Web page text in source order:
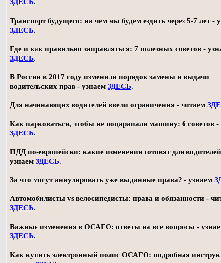
ЗДЕСЬ.
Транспорт будущего: на чем мы будем ездить через 5-7 лет -
ЗДЕСЬ.
Где и как правильно заправляться: 7 полезных советов -
ЗДЕСЬ.
В России в 2017 году изменили порядок замены и выдачи
водительских прав - узнаем ЗДЕСЬ.
Для начинающих водителей ввели ограничения - читаем
Как парковаться, чтобы не поцарапали машину: 6 советов -
ЗДЕСЬ.
ПДД по-европейски: какие изменения готовят для
узнаем ЗДЕСЬ.
За что могут аннулировать уже выданные права? - узнаем
Автомобилисты vs велосипедисты: права и обязанности -
ЗДЕСЬ.
Важные изменения в ОСАГО: ответы на все вопросы -
ЗДЕСЬ.
Как купить электронный полис ОСАГО: подробная